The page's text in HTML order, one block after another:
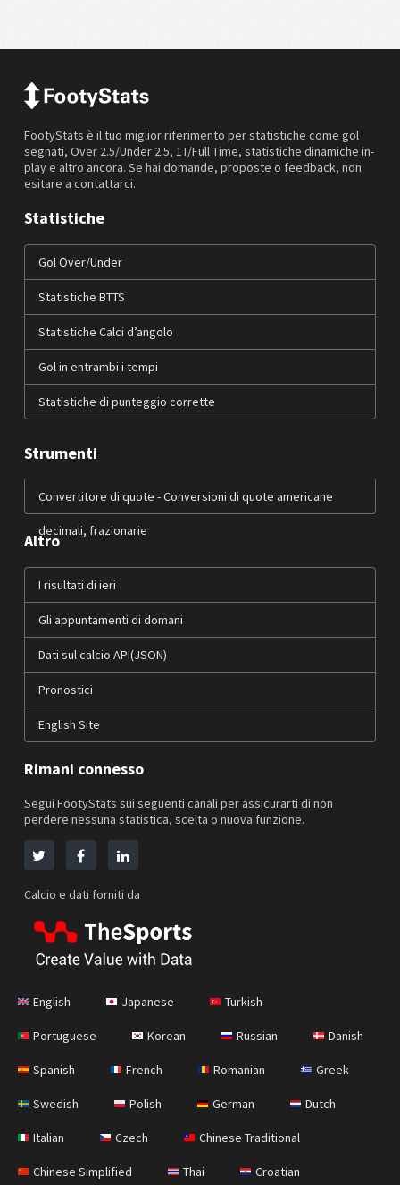
FootyStats è il tuo miglior riferimento per statistiche come gol
segnati, Over 2.5/Under 2.5, 1T/Full Time, statistiche dinamiche in-
play e altro ancora. Se hai domande, proposte o feedback, non
esitare a contattarci.
Statistiche
Gol Over/Under
Statistiche BTTS
Statistiche Calci d’angolo
Gol in entrambi i tempi
Statistiche di punteggio corrette
Strumenti
Convertitore di quote - Conversioni di quote americane
decimali, frazionarie
Altro
I risultati di ieri
Gli appuntamenti di domani
Dati sul calcio API(JSON)
Pronostici
English Site
Rimani connesso
Segui FootyStats sui seguenti canali per assicurarti di non
perdere nessuna statistica, scelta o nuova funzione.
Calcio e dati forniti da
English Japanese Turkish
Portuguese Korean Russian Danish
Spanish French Romanian Greek
Swedish Polish German Dutch
Italian Czech Chinese Traditional
Chinese Simplified Thai Croatian